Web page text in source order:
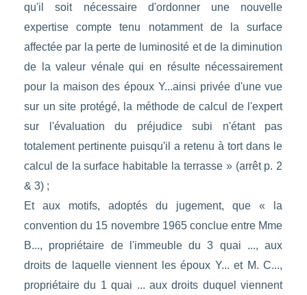
qu'il soit nécessaire d'ordonner une nouvelle
expertise compte tenu notamment de la surface
affectée par la perte de luminosité et de la diminution
de la valeur vénale qui en résulte nécessairement
pour la maison des époux Y...ainsi privée d'une vue
sur un site protégé, la méthode de calcul de l'expert
sur l'évaluation du préjudice subi n'étant pas
totalement pertinente puisqu'il a retenu à tort dans le
calcul de la surface habitable la terrasse » (arrêt p. 2
& 3) ;
Et aux motifs, adoptés du jugement, que « la
convention du 15 novembre 1965 conclue entre Mme
B..., propriétaire de l'immeuble du 3 quai ..., aux
droits de laquelle viennent les époux Y... et M. C...,
propriétaire du 1 quai ... aux droits duquel viennent